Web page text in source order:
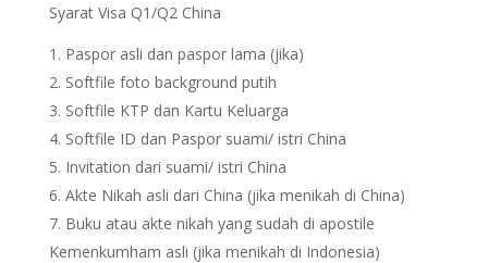
Syarat Visa Q1/Q2 China
Paspor asli dan paspor lama (jika)
Softfile foto background putih
Softfile KTP dan Kartu Keluarga
Softfile ID dan Paspor suami/ istri China
Invitation dari suami/ istri China
Akte Nikah asli dari China (jika menikah di China)
Buku atau akte nikah yang sudah di apostile
Kemenkumham asli (jika menikah di Indonesia)